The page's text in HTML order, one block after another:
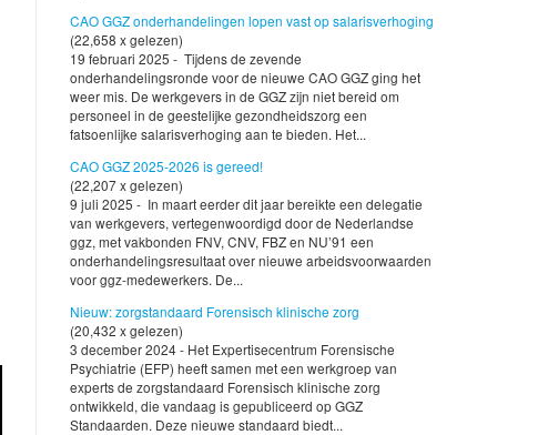
CAO GGZ onderhandelingen lopen vast op salarisverhoging
(22,658 x gelezen)
19 februari 2025 - Tijdens de zevende
onderhandelingsronde voor de nieuwe CAO GGZ ging het
weer mis. De werkgevers in de GGZ zijn niet bereid om
personeel in de geestelijke gezondheidszorg een
fatsoenlijke salarisverhoging aan te bieden. Het...
CAO GGZ 2025-2026 is gereed!
(22,207 x gelezen)
9 juli 2025 - In maart eerder dit jaar bereikte een delegatie
van werkgevers, vertegenwoordigd door de Nederlandse
ggz, met vakbonden FNV, CNV, FBZ en NU’91 een
onderhandelingsresultaat over nieuwe arbeidsvoorwaarden
voor ggz-medewerkers. De...
Nieuw: zorgstandaard Forensisch klinische zorg
(20,432 x gelezen)
3 december 2024 - Het Expertisecentrum Forensische
Psychiatrie (EFP) heeft samen met een werkgroep van
experts de zorgstandaard Forensisch klinische zorg
ontwikkeld, die vandaag is gepubliceerd op GGZ
Standaarden. Deze nieuwe standaard biedt...